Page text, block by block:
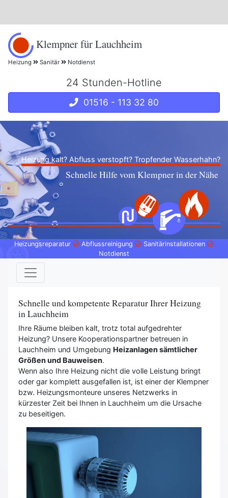
Klempner für Lauchheim
Heizung Sanitär Notdienst
24 Stunden-Hotline
01516 - 113 32 80
Heizung kalt? Abfluss verstopft? Tropfender Wasserhahn?
Schnelle Hilfe vom Klempner in der Nähe
Heizungsreparatur Abflussreinigung
Sanitärinstallationen
Notdienst
Schnelle und kompetente Reparatur Ihrer Heizung
in Lauchheim
Ihre Räume bleiben kalt, trotz total aufgedrehter
Heizung? Unsere Kooperationspartner betreuen in
Lauchheim und Umgebung Heizanlagen sämtlicher
Größen und Bauweisen.
Wenn also Ihre Heizung nicht die volle Leistung bringt
oder gar komplett ausgefallen ist, ist einer der Klempner
bzw. Heizungsmonteure unseres Netzwerks in
kürzester Zeit bei Ihnen in Lauchheim um die Ursache
zu beseitigen.